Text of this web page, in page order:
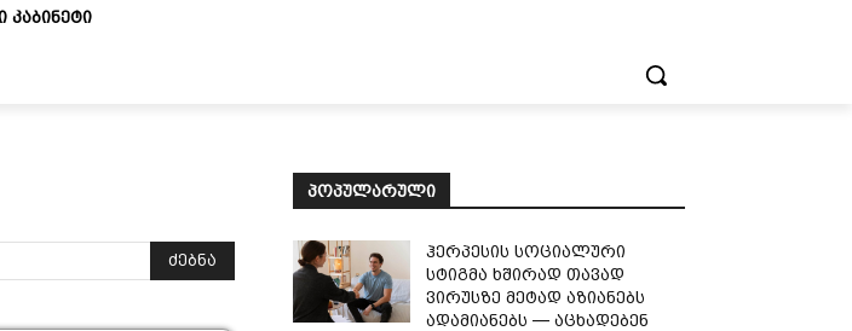
ᲙᲐᲑᲘᲜᲔᲢᲘ
ძებნა
ᲞᲝᲞᲣᲚᲐᲠᲣᲚᲘ
ჰერპესის სოციალური
სტიგმა ხშირად თავად
ვირუსზე მეტად აზიანებს
ადამიანებს — აცხადებენ